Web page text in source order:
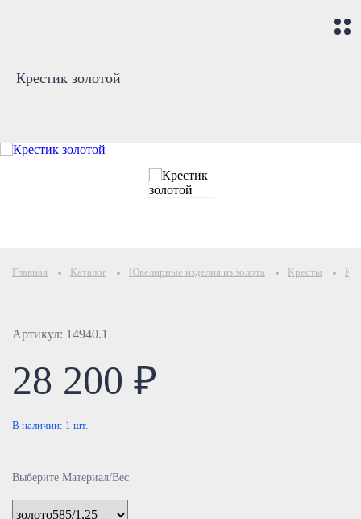
Крестик золотой
Главная Каталог Ювелирные изделия из золота Кресты
Артикул: 14940.1
28 200 ₽
В наличии: 1 шт.
Выберите Материал/Вес